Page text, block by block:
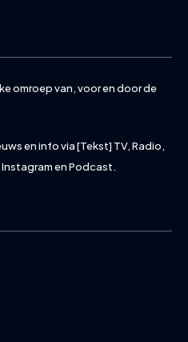
omroep van, voor en door de
en info via [Tekst] TV, Radio,
en Podcast.